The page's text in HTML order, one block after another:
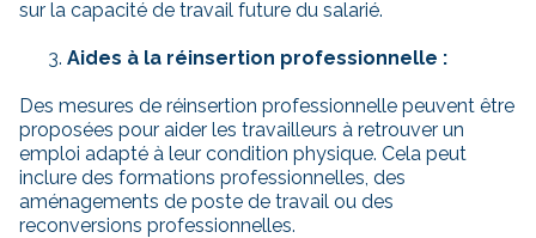
sur la capacité de travail future du salarié.
Aides à la réinsertion professionnelle :
Des mesures de réinsertion professionnelle peuvent être
proposées pour aider les travailleurs à retrouver un
emploi adapté à leur condition physique. Cela peut
inclure des formations professionnelles, des
aménagements de poste de travail ou des
reconversions professionnelles.